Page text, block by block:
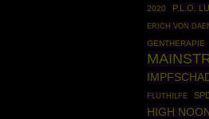
2020
P.L.O.
ERICH VON
GENTHERAPIE
FLUTHILFE
HIGH NOON